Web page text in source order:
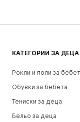
КАТЕГОРИИ ЗА ДЕЦА
Рокли и поли за
Обувки за бебета
Тениски за деца
Бельо за деца